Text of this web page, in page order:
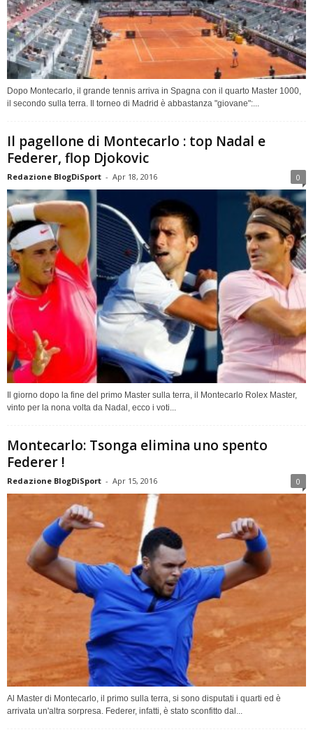
Dopo Montecarlo, il grande tennis arriva in Spagna con il quarto Master 1000,
il secondo sulla terra. Il torneo di Madrid è abbastanza "giovane":...
Il pagellone di Montecarlo : top Nadal e
Federer, flop Djokovic
Redazione BlogDiSport - Apr 18, 2016 0
Il giorno dopo la fine del primo Master sulla terra, il Montecarlo Rolex Master,
vinto per la nona volta da Nadal, ecco i voti...
Montecarlo: Tsonga elimina uno spento
Federer !
Redazione BlogDiSport - Apr 15, 2016 0
Al Master di Montecarlo, il primo sulla terra, si sono disputati i quarti ed è
arrivata un'altra sorpresa. Federer, infatti, è stato sconfitto dal...